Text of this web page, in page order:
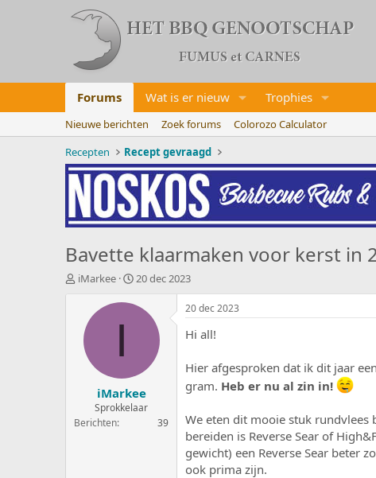
Forums Wat is er nieuw Trophies
Nieuwe berichten Zoek forums
Colorozo Calculator
Recepten
Recept gevraagd
Bavette klaarmaken voor kerst in
O
w
t
iMarkee
S
a
t
u
m
20 dec 2023
I
iMarkee
Sprokkelaar
Berichten
39
20 dec 2023
Hi all!
Hier afgesproken dat ik dit jaar
gram. Heb er nu al zin in!
We eten dit mooie stuk rundvlees
bereiden is Reverse Sear of
gewicht) een Reverse Sear beter
ook prima zijn.